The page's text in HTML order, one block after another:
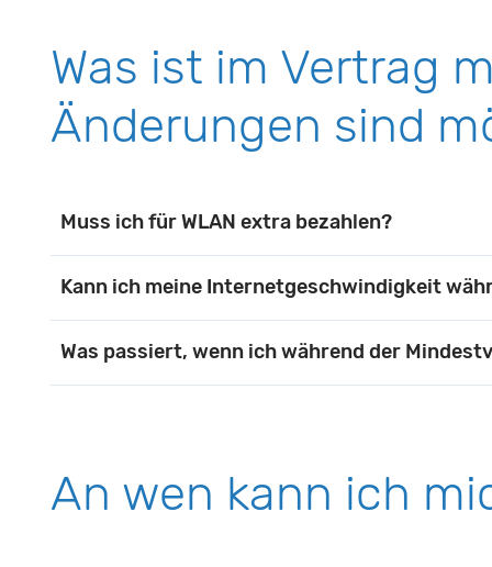
Was ist im Vertrag
Änderungen sind
Muss ich für WLAN extra bezahlen?
Nein, für WLAN ist keine extra Gebühr
Kann ich meine Internetgeschwindigkeit
Natürlich können Sie ihre
Was passiert, wenn ich während der
An wen kann ich